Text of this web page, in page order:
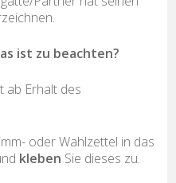
ist zu beachten?
ab Erhalt des
oder Wahlzettel in das
kleben Sie dieses zu.